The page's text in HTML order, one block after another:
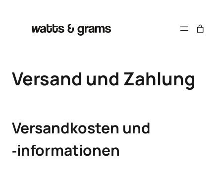
Versand und Zahlung
Versandkosten und
‑informationen